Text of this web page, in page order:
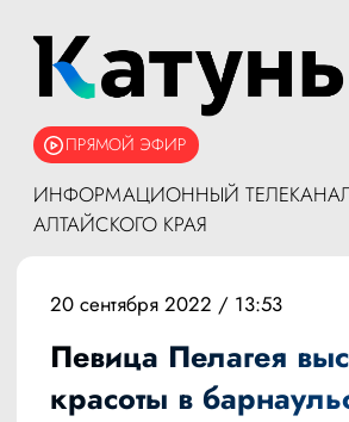
ПРЯМОЙ ЭФИР
ИНФОРМАЦИОННЫЙ
АЛТАЙСКОГО КРАЯ
20 сентября 2022 / 13:53
Певица Пелагея
красоты в